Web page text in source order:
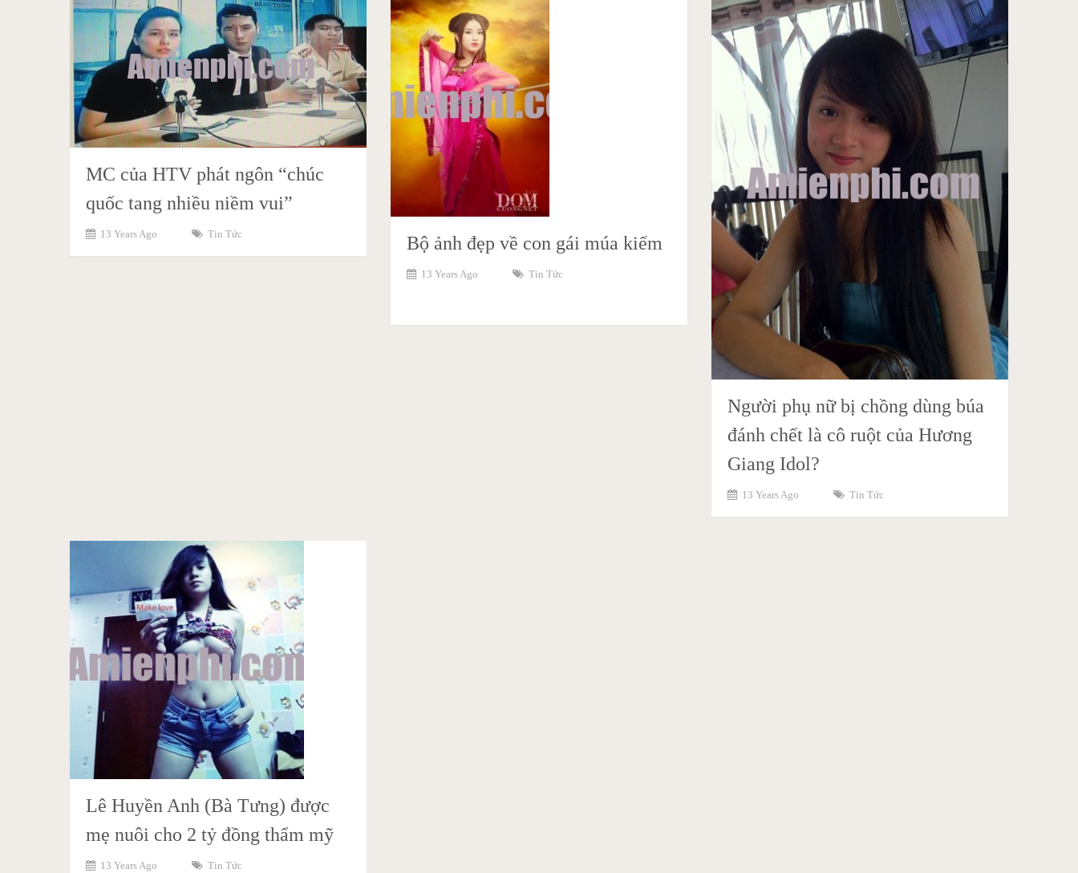
MC của HTV phát ngôn “chúc
quốc tang nhiều niềm vui”
13 Years Ago Tin Tức Bộ ảnh đẹp về con gái múa kiếm
13 Years Ago Tin Tức
Người phụ nữ bị chồng dùng búa
đánh chết là cô ruột của Hương
Giang Idol?
13 Years Ago Tin Tức
Lê Huyền Anh (Bà Tưng) được
mẹ nuôi cho 2 tỷ đồng thẩm mỹ
13 Years Ago Tin Tức